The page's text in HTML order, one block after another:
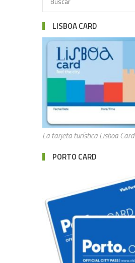
LISBOA CARD
La tarjeta turística Lisboa Card
PORTO CARD